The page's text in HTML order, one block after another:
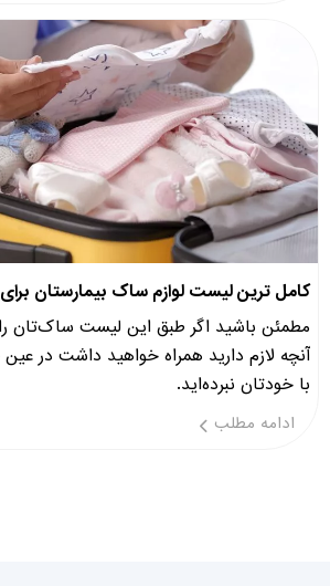
کامل ترین لیست لوازم ساک بیمارستان برای
مطمئن باشید اگر طبق این لیست ساک‌تان را
آنچه لازم دارید همراه خواهید داشت در
با خودتان نبرده‌اید.
ادامه مطلب